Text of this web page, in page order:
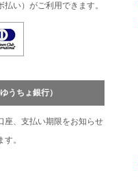
い）がご利用できます。
うちょ銀行）
座、支払い期限をお知らせ
。